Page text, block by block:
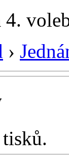
4.
›